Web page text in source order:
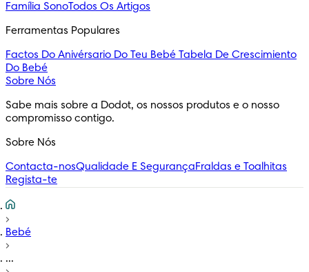
Família SonoTodos Os Artigos
Ferramentas Populares
Factos Do Anivérsario Do Teu Bebé Tabela De Crescimiento
Do Bebé
Sobre Nós
Sabe mais sobre a Dodot, os nossos produtos e o nosso
compromisso contigo.
Sobre Nós
Contacta-nosQualidade E SegurançaFraldas e Toalhitas
Regista-te
Bebé
...